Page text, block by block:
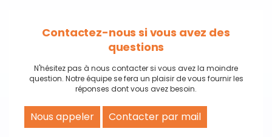
Contactez-nous si vous avez des
questions
N'hésitez pas à nous contacter si vous avez la moindre
question. Notre équipe se fera un plaisir de vous fournir les
réponses dont vous avez besoin.
Nous appeler Contacter par mail